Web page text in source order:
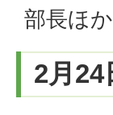
部長ほ
2月24